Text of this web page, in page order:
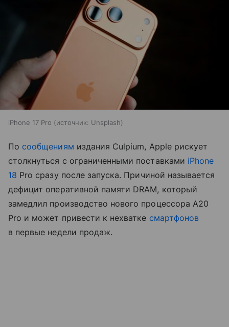
iPhone 17 Pro источник: Unsplash
Посообщениям издания Culpium, Apple рискует
столкнуться с ограниченными поставками iPhone
18 Pro сразу после запуска. Причиной называется
дефицит оперативной памяти DRAM, который
замедлил производство нового процессора A20
Pro и может привести к нехватке смартфонов
в первые недели продаж.